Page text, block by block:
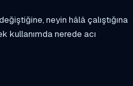
neyin hâlâ çalıştığına
kullanımda nerede acı